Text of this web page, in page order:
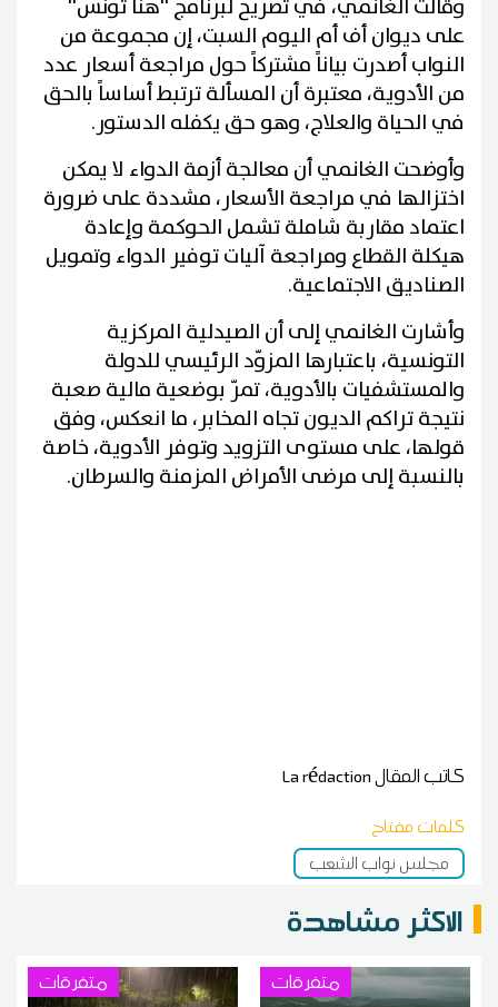
وقالت الغانمي، في تصريح لبرنامج ''هنا تونس''
على ديوان أف أم اليوم السبت، إن مجموعة من
النواب أصدرت بياناً مشتركاً حول مراجعة أسعار عدد
من الأدوية، معتبرة أن المسألة ترتبط أساساً بالحق
في الحياة والعلاج، وهو حق يكفله الدستور.
وأوضحت الغانمي أن معالجة أزمة الدواء لا يمكن
اختزالها في مراجعة الأسعار، مشددة على ضرورة
اعتماد مقاربة شاملة تشمل الحوكمة وإعادة
هيكلة القطاع ومراجعة آليات توفير الدواء وتمويل
الصناديق الاجتماعية.
وأشارت الغانمي إلى أن الصيدلية المركزية
التونسية، باعتبارها المزوّد الرئيسي للدولة
والمستشفيات بالأدوية، تمرّ بوضعية مالية صعبة
نتيجة تراكم الديون تجاه المخابر، ما انعكس، وفق
قولها، على مستوى التزويد وتوفر الأدوية، خاصة
بالنسبة إلى مرضى الأمراض المزمنة والسرطان.
كاتب المقالLa rédaction
كلمات مفتاح
مجلس نواب الشعب
الاكثر مشاهدة
متفرقات متفرقات